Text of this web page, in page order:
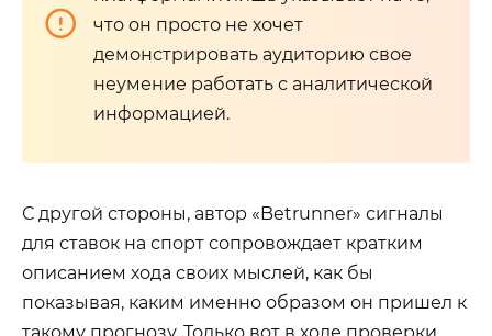
что он просто не хочет
демонстрировать аудиторию свое
неумение работать с аналитической
информацией.
С другой стороны, автор «Betrunner» сигналы
для ставок на спорт сопровождает кратким
описанием хода своих мыслей, как бы
показывая, каким именно образом он пришел к
такому прогнозу. Только вот в ходе проверки